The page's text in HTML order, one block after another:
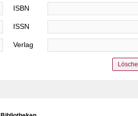
ISBN
ISSN
Verlag